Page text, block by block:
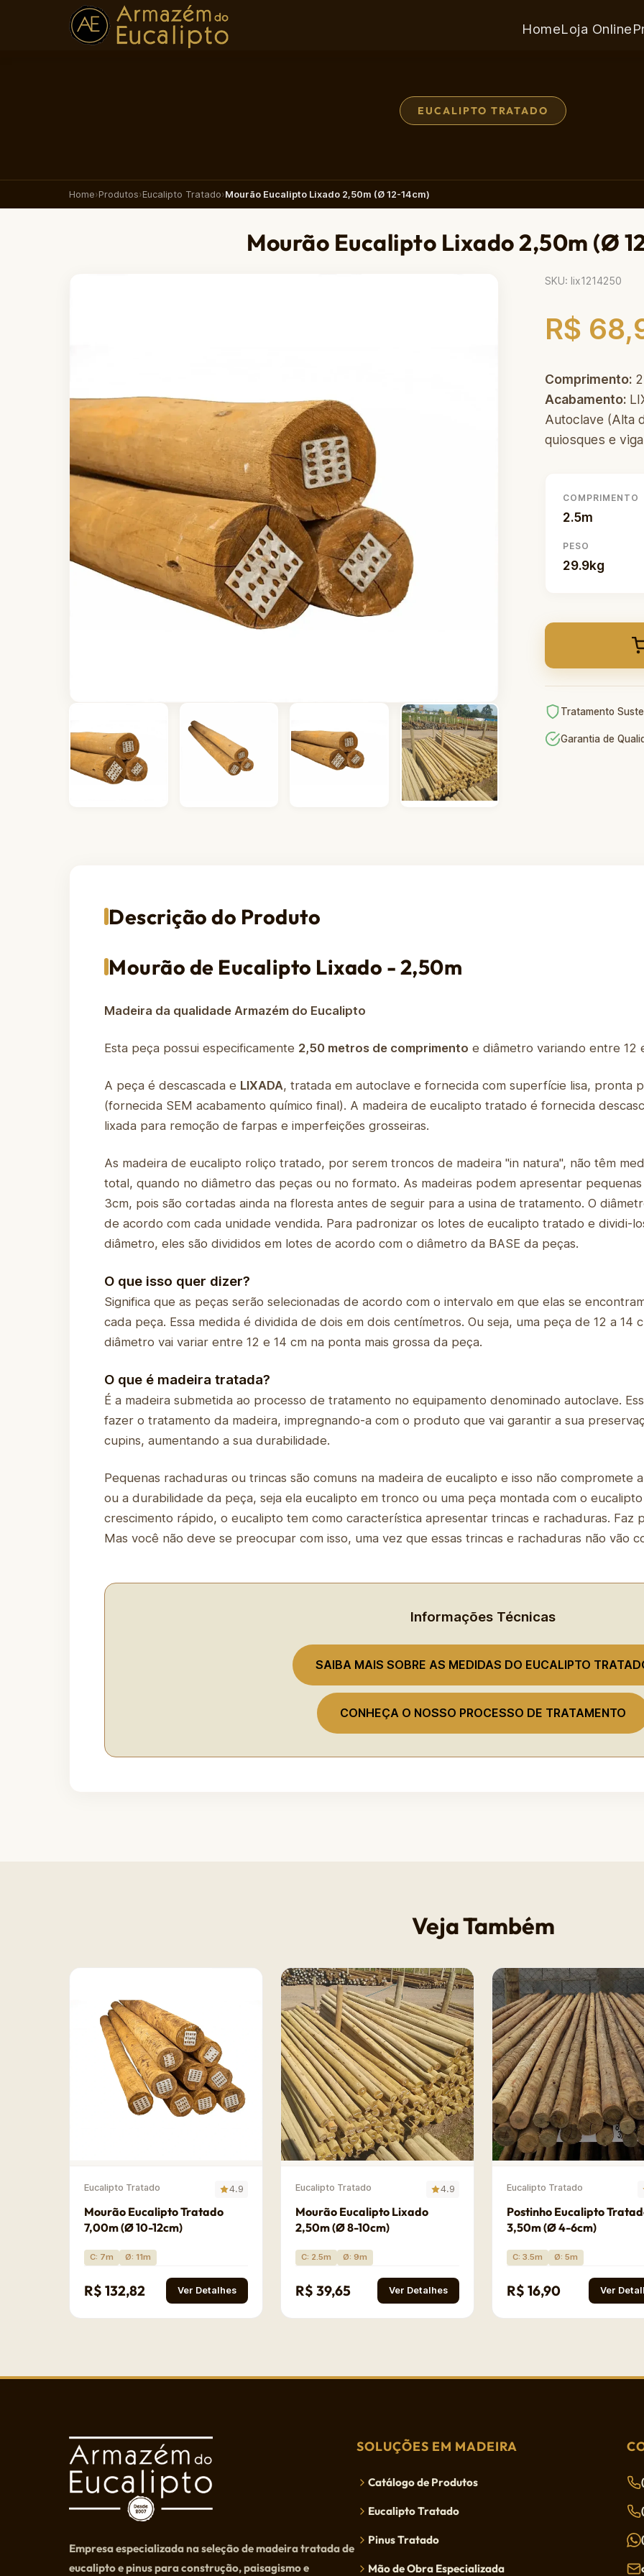
HomeLoja Online
EUCALIPTO TRATADO
Home›Produtos›Eucalipto Tratado›Mourão Eucalipto Lixado 2,50m (Ø 12-14cm)
Mourão Eucalipto Lixado 2,50m (Ø
SKU: lix1214250
R$
Comprimento:
Acabamento:
Autoclave (Alta
quiosques e
COMPRIMENTO
2.5m
PESO
29.9kg
Tratamento
Garantia de
Descrição do Produto
Mourão de Eucalipto Lixado - 2,50m
Madeira da qualidade Armazém do Eucalipto
Esta peça possui especificamente 2,50 metros de comprimento e diâmetro variando entre 12
A peça é descascada e LIXADA, tratada em autoclave e fornecida com superfície lisa, pronta
(fornecida SEM acabamento químico final). A madeira de eucalipto tratado é fornecida
lixada para remoção de farpas e imperfeições grosseiras.
As madeira de eucalipto roliço tratado, por serem troncos de madeira "in natura", não têm
total, quando no diâmetro das peças ou no formato. As madeiras podem apresentar
3cm, pois são cortadas ainda na floresta antes de seguir para a usina de tratamento. O
de acordo com cada unidade vendida. Para padronizar os lotes de eucalipto tratado e dividi-
diâmetro, eles são divididos em lotes de acordo com o diâmetro da BASE da peças.
O que isso quer dizer?
Significa que as peças serão selecionadas de acordo com o intervalo em que elas se
cada peça. Essa medida é dividida de dois em dois centímetros. Ou seja, uma peça de 12 a 14
diâmetro vai variar entre 12 e 14 cm na ponta mais grossa da peça.
O que é madeira tratada?
É a madeira submetida ao processo de tratamento no equipamento denominado autoclave.
fazer o tratamento da madeira, impregnando-a com o produto que vai garantir a sua
cupins, aumentando a sua durabilidade.
Pequenas rachaduras ou trincas são comuns na madeira de eucalipto e isso não compromete
ou a durabilidade da peça, seja ela eucalipto em tronco ou uma peça montada com o
crescimento rápido, o eucalipto tem como característica apresentar trincas e rachaduras. Faz
Mas você não deve se preocupar com isso, uma vez que essas trincas e rachaduras não vão
Informações Técnicas
SAIBA MAIS SOBRE AS MEDIDAS DO EUCALIPTO
CONHEÇA O NOSSO PROCESSO DE TRATAMENTO
Veja Também
Eucalipto Tratado 4.9
Mourão Eucalipto Tratado
7,00m (Ø 10-12cm)
C: 7m Ø: 11m
R$ 132,82 Ver Detalhes
Eucalipto Tratado 4.9
Mourão Eucalipto Lixado
2,50m (Ø 8-10cm)
C: 2.5m Ø: 9m
R$ 39,65 Ver Detalhes
Eucalipto Tratado
Postinho Eucalipto
3,50m (Ø 4-6cm)
C: 3.5m Ø: 5m
R$ 16,90 Ver
Empresa especializada na seleção de madeira tratada de
eucalipto e pinus para construção, paisagismo e
SOLUÇÕES EM MADEIRA
Catálogo de Produtos
Eucalipto Tratado
Pinus Tratado
Mão de Obra Especializada